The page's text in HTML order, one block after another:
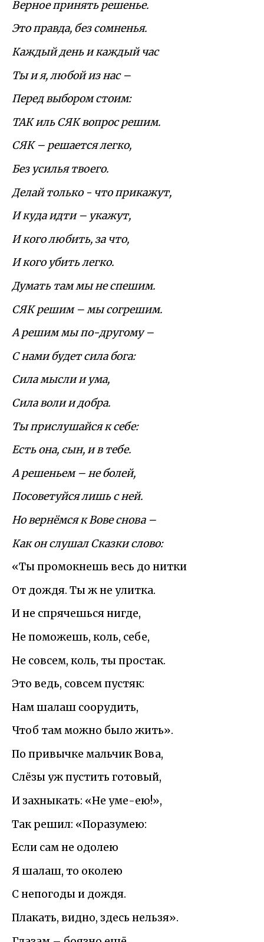
Верное принять решенье.
Это правда, без сомненья.
Каждый день и каждый час
Ты и я, любой из нас –
Перед выбором стоим:
ТАК иль СЯК вопрос решим.
СЯК – решается легко,
Без усилья твоего.
Делай только - что прикажут,
И куда идти – укажут,
И кого любить, за что,
И кого убить легко.
Думать там мы не спешим.
СЯК решим – мы согрешим.
А решим мы по-другому –
С нами будет сила бога:
Сила мысли и ума,
Сила воли и добра.
Ты прислушайся к себе:
Есть она, сын, и в тебе.
А решеньем – не болей,
Посоветуйся лишь с ней.
Но вернёмся к Вове снова –
Как он слушал Сказки слово:
«Ты промокнешь весь до нитки
От дождя. Ты ж не улитка.
И не спрячешься нигде,
Не поможешь, коль, себе,
Не совсем, коль, ты простак.
Это ведь, совсем пустяк:
Нам шалаш соорудить,
Чтоб там можно было жить».
По привычке мальчик Вова,
Слёзы уж пустить готовый,
И захныкать: «Не уме-ею!»,
Так решил: «Поразумею:
Если сам не одолею
Я шалаш, то околею
С непогоды и дождя.
Плакать, видно, здесь нельзя».